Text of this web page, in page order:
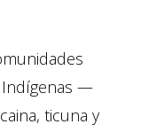
Indígenas —
ticuna y